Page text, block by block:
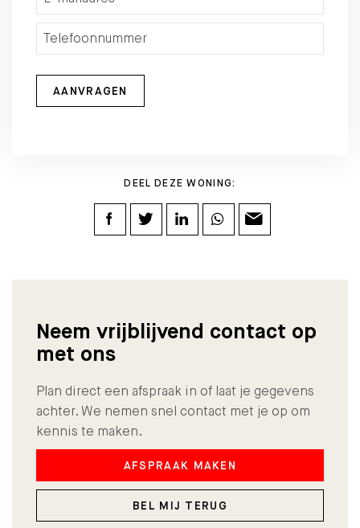
AANVRAGEN
DEEL DEZE WONING:
Neem vrijblijvend contact op
met ons
Plan direct een afspraak in of laat je gegevens
achter. We nemen snel contact met je op om
kennis te maken.
AFSPRAAK MAKEN
BEL MIJ TERUG